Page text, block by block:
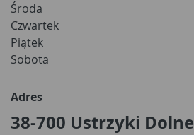
Środa
Czwartek
Piątek
Sobota
Adres
38-700 Ustrzyki Dolne